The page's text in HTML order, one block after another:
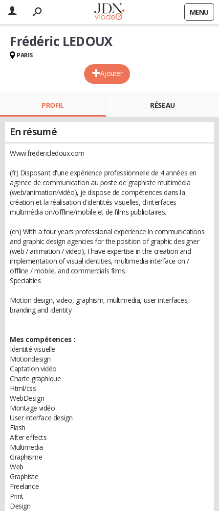
MENU
Ajouter
Frédéric LEDOUX
PARIS
PROFIL RÉSEAU
En résumé
Www.fredericledoux.com
(fr) Disposant d'une expérience professionnelle de 4 années en
agence de communication au poste de graphiste multimédia
(web/animation/vidéo), je dispose de compétences dans la
création et la réalisation d'identités visuelles, d'interfaces
multimédia on/offline/mobile et de films publicitaires.
(en) With a four years professional experience in communications
and graphic design agencies for the position of graphic designer
(web / animation / video), I have expertise in the creation and
implementation of visual identities, multimedia interface on /
offline / mobile, and commercials films.
Specialties
Motion design, video, graphism, multimedia, user interfaces,
branding and identity
Mes compétences :
Identité visuelle
Motiondesign
Captation vidéo
Charte graphique
Html/css
WebDesign
Montage vidéo
User interface design
Flash
After effects
Multimedia
Graphisme
Web
Graphiste
Freelance
Print
Design